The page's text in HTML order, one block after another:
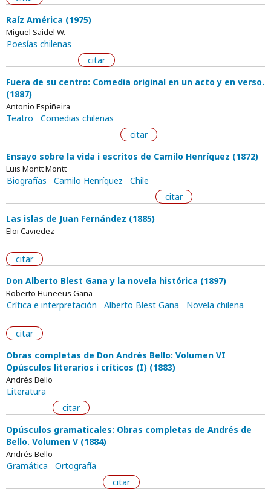
Raíz América (1975)
Miguel Saidel W.
Poesías chilenas
citar
Fuera de su centro: Comedia original en un acto y en verso.
(1887)
Antonio Espiñeira
Teatro
Comedias chilenas
citar
Ensayo sobre la vida i escritos de Camilo Henríquez (1872)
Luis Montt Montt
Biografías Camilo Henríquez
Chile
citar
Las islas de Juan Fernández (1885)
Eloi Caviedez
citar
Don Alberto Blest Gana y la novela histórica (1897)
Roberto Huneeus Gana
Crítica e interpretación Alberto Blest Gana Novela chilena
citar
Obras completas de Don Andrés Bello: Volumen VI
Opúsculos literarios i críticos (I) (1883)
Andrés Bello
Literatura
citar
Opúsculos gramaticales: Obras completas de Andrés de
Bello. Volumen V (1884)
Andrés Bello
Gramática
Ortografía
citar